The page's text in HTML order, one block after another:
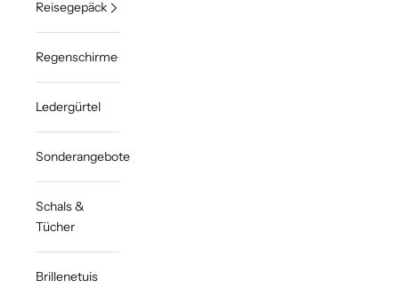
Reisegepäck
Regenschirme
Ledergürtel
Sonderangebote
Schals &
Tücher
Brillenetuis